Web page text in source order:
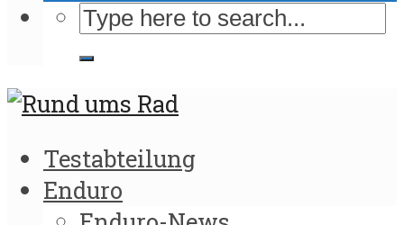
Testabteilung
Enduro